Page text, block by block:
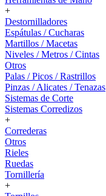
+
Destornilladores
Espátulas / Cucharas
Martillos / Macetas
Niveles / Metros / Cintas
Otros
Palas / Picos / Rastrillos
Pinzas / Alicates / Tenazas
Sistemas de Corte
Sistemas Corredizos
+
Correderas
Otros
Rieles
Ruedas
Tornillería
+